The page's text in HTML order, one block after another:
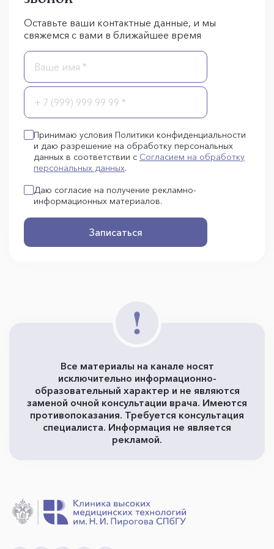
Оставьте ваши контактные данные, и мы
свяжемся с вами в ближайшее время
Принимаю условия Политики конфиденциальности
и даю разрешение на обработку персональных
данных в соответствии с Согласием на обработку
персональных данных.
Даю согласие на получение рекламно-
информационных материалов.
Записаться
Все материалы на канале носят
исключительно информационно-
образовательный характер и не являются
заменой очной консультации врача. Имеются
противопоказания. Требуется консультация
специалиста. Информация не является
рекламой.